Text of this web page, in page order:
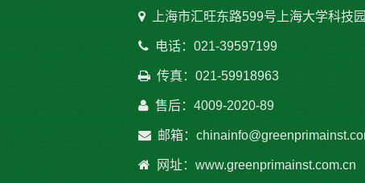
上海市汇旺东路599号上海大学科技
电话：021-39597199
传真：021-59918963
售后：4009-2020-89
邮箱：
网址：www.greenprimainst.com.cn